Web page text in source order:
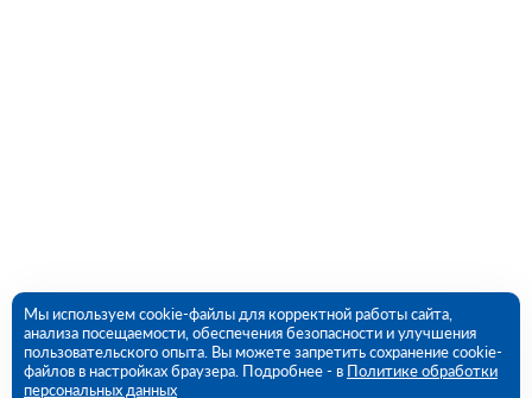
Мы используем cookie-файлы для корректной работы сайта,
анализа посещаемости, обеспечения безопасности и улучшения
пользовательского опыта. Вы можете запретить сохранение cookie-
файлов в настройках браузера. Подробнее - в Политике обработки
персональных данных